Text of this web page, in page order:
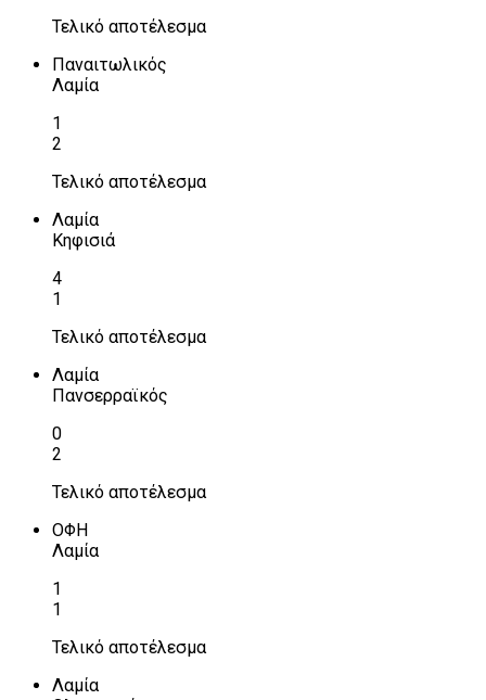
Τελικό αποτέλεσμα
Παναιτωλικός
Λαμία
1
2
Τελικό αποτέλεσμα
Λαμία
Κηφισιά
4
1
Τελικό αποτέλεσμα
Λαμία
Πανσερραϊκός
0
2
Τελικό αποτέλεσμα
ΟΦΗ
Λαμία
1
1
Τελικό αποτέλεσμα
Λαμία